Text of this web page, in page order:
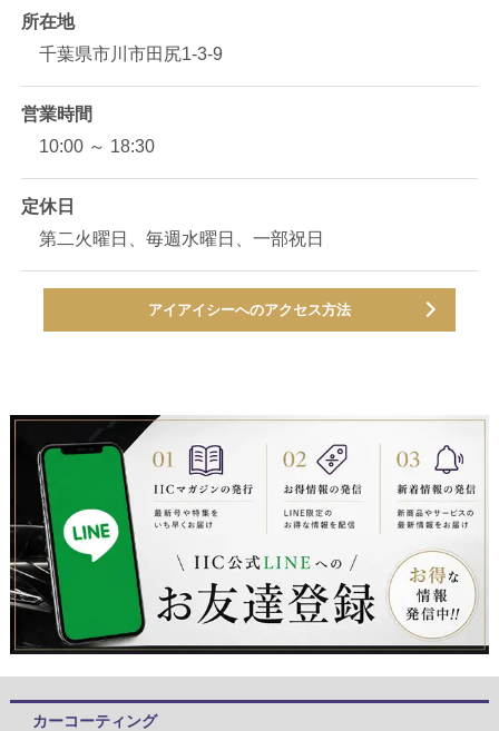
所在地
千葉県市川市田尻1-3-9
営業時間
10:00 ～ 18:30
定休日
第二火曜日、毎週水曜日、一部祝日
アイアイシーへのアクセス方法
カーコーティング